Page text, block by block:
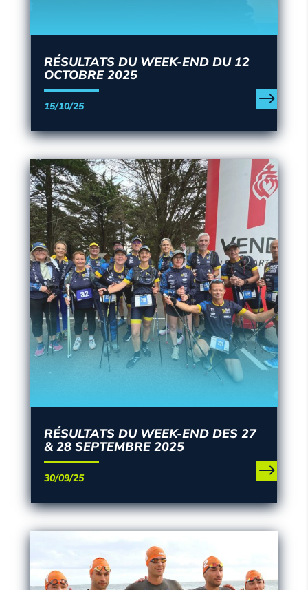
RÉSULTATS DU WEEK-END DU 12
OCTOBRE 2025
15/10/25
RÉSULTATS DU WEEK-END DES 27
& 28 SEPTEMBRE 2025
30/09/25